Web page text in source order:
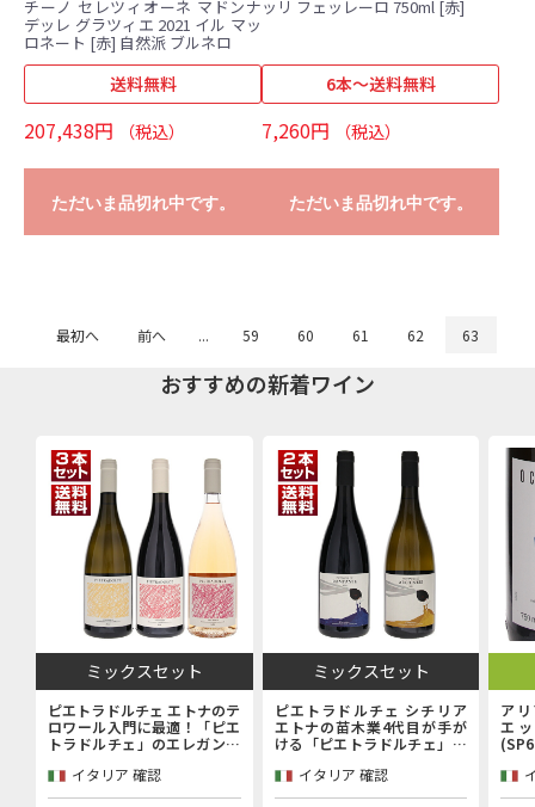
チーノ セレツィオーネ マドンナ
デッレ グラツィエ 2021 イル マッ
ロネート [赤] 自然派 ブルネロ
送料無料
207,438円 （税込）
ただいま品切れ中です。
ッリ フェッレーロ 750ml [赤]
6本～送料無料
7,260円 （税込）
ただいま品切れ中です。
最初へ 前へ ... 59 60 61 62 63
おすすめの新着ワイン
ミックスセット
ピエトラドルチェ エトナのテ
ロワール入門に最適！「ピエ
トラドルチェ」のエレガンス
ェ赤白ロゼ3本セット
イタリア 確認
ミックスセット
ピエトラドルチェ シチリア
エトナの苗木業4代目が手が
ける「ピエトラドルチェ」上
イタリア 確認
ア
エ